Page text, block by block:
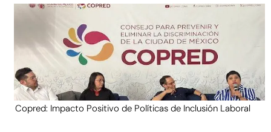
Copred: Impacto Positivo de Políticas de Inclusión Laboral